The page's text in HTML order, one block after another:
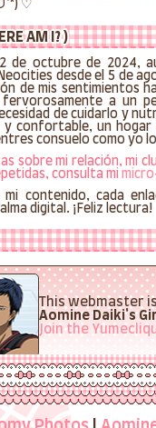
♡
AM I? )
de octubre de 2024,
desde el 5 de
de mis sentimientos
fervorosamente a un
de cuidarlo y
y confortable, un hogar
consuelo como yo
sobre mi relación, mi
consulta mi
contenido, cada
digital. ¡Feliz lectura!
This webmaster
Aomine Daiki's
Join the
む変化に、あなた自身が
GRÁFICO ©FOOL